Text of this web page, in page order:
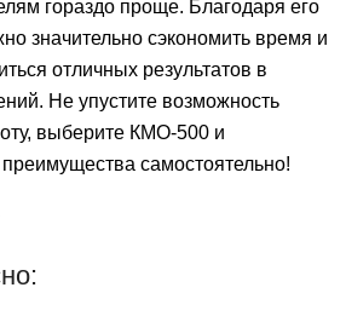
гораздо проще. Благодаря его
значительно сэкономить время и
отличных результатов в
Не упустите возможность
выберите КМО-500 и
самостоятельно!